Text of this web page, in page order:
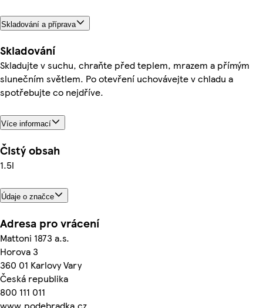
Skladování a příprava
Skladování
Skladujte v suchu, chraňte před teplem, mrazem a přímým
slunečním světlem. Po otevření uchovávejte v chladu a
spotřebujte co nejdříve.
Více informací
Čistý obsah
1.5l
Údaje o značce
Adresa pro vrácení
Mattoni 1873 a.s.
Horova 3
360 01 Karlovy Vary
Česká republika
800 111 011